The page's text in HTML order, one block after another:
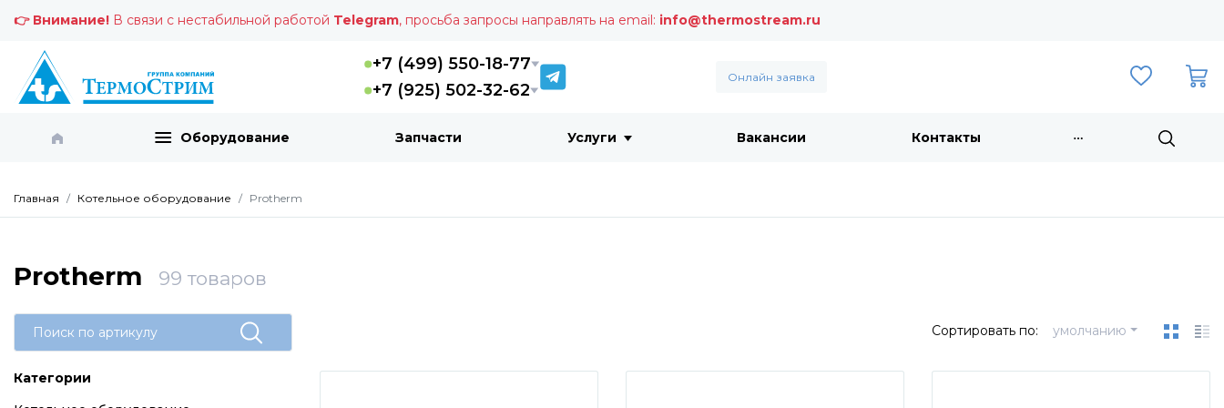
👉 Внимание! В связи с нестабильной работой Telegram, просьба запросы направлять на email: info@thermostream.ru
+7 (499) 550-18-77
+7 (925) 502-32-62
Онлайн заявка
Оборудование Запчасти Услуги Вакансии Контакты
Главная Котельное оборудование Protherm
Protherm 99 товаров
Категории
Сортировать по: умолчанию